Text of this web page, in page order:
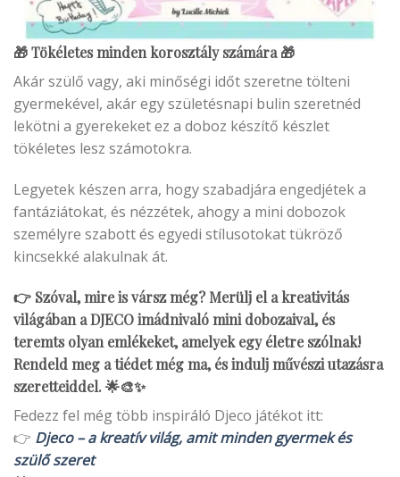
🎁 Tökéletes minden korosztály számára 🎁
Akár szülő vagy, aki minőségi időt szeretne tölteni
gyermekével, akár egy születésnapi bulin szeretnéd
lekötni a gyerekeket ez a doboz készítő készlet
tökéletes lesz számotokra.
Legyetek készen arra, hogy szabadjára engedjétek a
fantáziátokat, és nézzétek, ahogy a mini dobozok
személyre szabott és egyedi stílusotokat tükröző
kincsekké alakulnak át.
👉 Szóval, mire is vársz még? Merülj el a kreativitás
világában a DJECO imádnivaló mini dobozaival, és
teremts olyan emlékeket, amelyek egy életre szólnak!
Rendeld meg a tiédet még ma, és indulj művészi utazásra
szeretteiddel. 🌟🎨✨
Fedezz fel még több inspiráló Djeco játékot itt:
👉 Djeco – a kreatív világ, amit minden gyermek és
szülő szeret